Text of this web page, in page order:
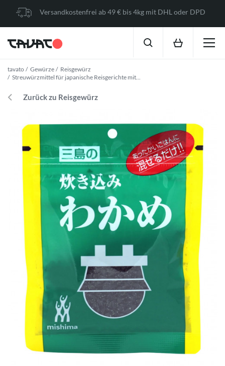
Versandkostenfrei ab 49 € bis 4kg mit DHL oder DPD
tavato Gewürze
Reisgewürz
Streuwürzmittel für japanische Reisgerichte mit...
Zurück zu Reisgewürz